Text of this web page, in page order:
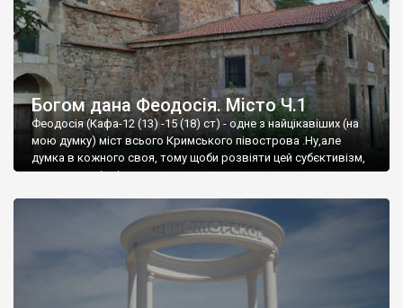
Богом дана Феодосія. Місто Ч.1
Феодосія (Кафа-12 (13) -15 (18) ст) - одне з найцікавіших (на
мою думку) міст всього Кримського півострова .Ну,але
думка в кожного своя, тому щоби розвіяти цей субєктивізм,
запрошую відвідати це